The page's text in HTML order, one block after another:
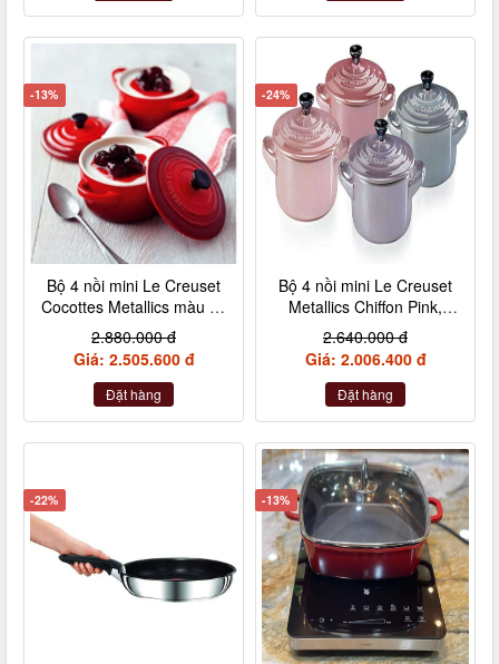
-13%
Bộ 4 nồi mini Le Creuset
Cocottes Metallics màu đỏ
cherry 10cm
2.880.000 đ
Giá: 2.505.600 đ
Đặt hàng
-24%
Bộ 4 nồi mini Le Creuset
Metallics Chiffon Pink,
Rosenquarz, Violett,
Nebelgrau (hồng đậm,
hồng nhạt, hồng tía, xám)
2.640.000 đ
Giá: 2.006.400 đ
Đặt hàng
-22% -13%